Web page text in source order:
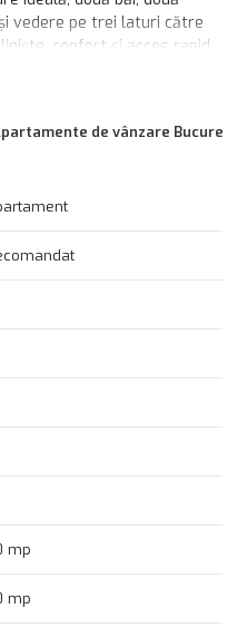
de vânzare Bucuresti
vedere pe trei laturi către
confort și acces rapid
importante. Costurile
este gata de
mp
mp